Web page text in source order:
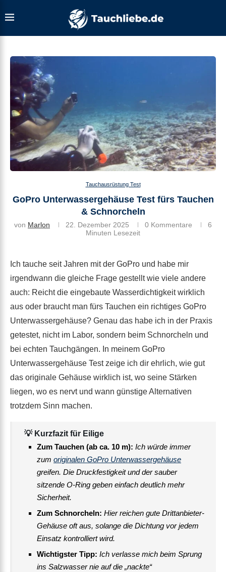
Tauchausrüstung Test
GoPro Unterwassergehäuse Test fürs Tauchen
& Schnorcheln
von Marlon 22. Dezember 2025 0 Kommentare
6
Minuten Lesezeit
Ich tauche seit Jahren mit der GoPro und habe mir
irgendwann die gleiche Frage gestellt wie viele andere
auch: Reicht die eingebaute Wasserdichtigkeit wirklich
aus oder braucht man fürs Tauchen ein richtiges GoPro
Unterwassergehäuse? Genau das habe ich in der Praxis
getestet, nicht im Labor, sondern beim Schnorcheln und
bei echten Tauchgängen. In meinem GoPro
Unterwassergehäuse Test zeige ich dir ehrlich, wie gut
das originale Gehäuse wirklich ist, wo seine Stärken
liegen, wo es nervt und wann günstige Alternativen
trotzdem Sinn machen.
💡 Kurzfazit für Eilige
Zum Tauchen (ab ca. 10 m): Ich würde immer
zum originalen GoPro Unterwassergehäuse
greifen. Die Druckfestigkeit und der sauber
sitzende O-Ring geben einfach deutlich mehr
Sicherheit.
Zum Schnorcheln: Hier reichen gute Drittanbieter-
Gehäuse oft aus, solange die Dichtung vor jedem
Einsatz kontrolliert wird.
Wichtigster Tipp: Ich verlasse mich beim Sprung
ins Salzwasser nie auf die „nackte“